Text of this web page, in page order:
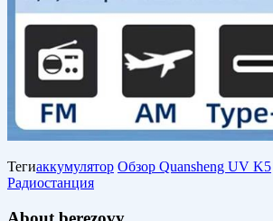
Тегиаккумулятор Обзор Quansheng UV K5
Радиостанция